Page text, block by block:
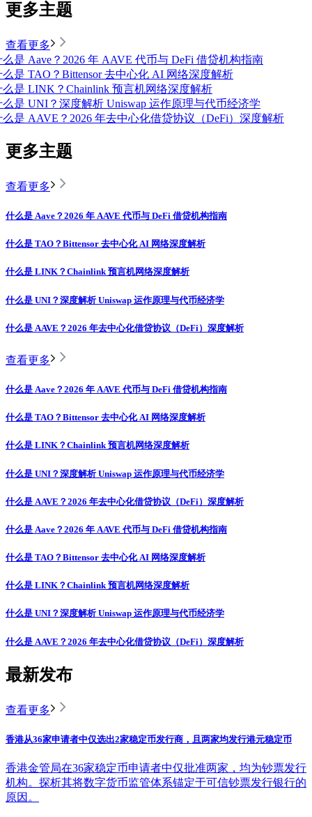
更多主题
查看更多
么是 Aave？2026 年 AAVE 代币与 DeFi 借贷机构指南
么是 TAO？Bittensor 去中心化 AI 网络深度解析
么是 LINK？Chainlink 预言机网络深度解析
么是 UNI？深度解析 Uniswap 运作原理与代币经济学
么是 AAVE？2026 年去中心化借贷协议（DeFi）深度解析
更多主题
查看更多
什么是 Aave？2026 年 AAVE 代币与 DeFi 借贷机构指南
什么是 TAO？Bittensor 去中心化 AI 网络深度解析
什么是 LINK？Chainlink 预言机网络深度解析
什么是 UNI？深度解析 Uniswap 运作原理与代币经济学
什么是 AAVE？2026 年去中心化借贷协议（DeFi）深度解析
查看更多
什么是 Aave？2026 年 AAVE 代币与 DeFi 借贷机构指南
什么是 TAO？Bittensor 去中心化 AI 网络深度解析
什么是 LINK？Chainlink 预言机网络深度解析
什么是 UNI？深度解析 Uniswap 运作原理与代币经济学
什么是 AAVE？2026 年去中心化借贷协议（DeFi）深度解析
什么是 Aave？2026 年 AAVE 代币与 DeFi 借贷机构指南
什么是 TAO？Bittensor 去中心化 AI 网络深度解析
什么是 LINK？Chainlink 预言机网络深度解析
什么是 UNI？深度解析 Uniswap 运作原理与代币经济学
什么是 AAVE？2026 年去中心化借贷协议（DeFi）深度解析
最新发布
查看更多
香港从36家申请者中仅选出2家稳定币发行商，且两家均发行港元稳定币
香港金管局在36家稳定币申请者中仅批准两家，均为钞票发行
机构。探析其将数字货币监管体系锚定于可信钞票发行银行的
原因。